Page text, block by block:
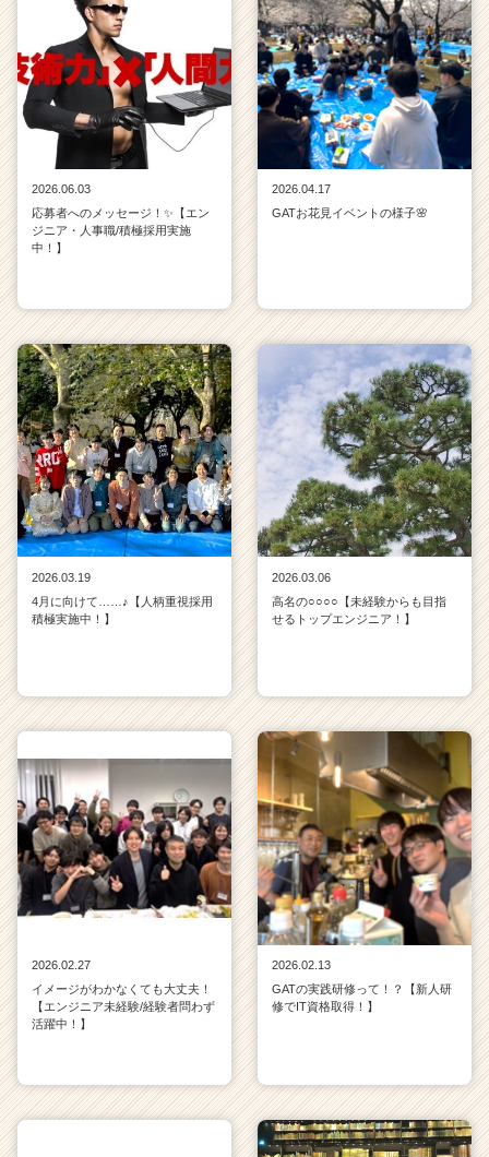
2026.06.03
応募者へのメッセージ！✨【エン
ジニア・人事職/積極採用実施
中！】
2026.04.17
GATお花見イベントの様子🌸
2026.03.19
4月に向けて……♪【人柄重視採用
積極実施中！】
2026.03.06
高名の○○○○【未経験からも目指
せるトップエンジニア！】
2026.02.27
イメージがわかなくても大丈夫！
【エンジニア未経験/経験者問わず
活躍中！】
2026.02.13
GATの実践研修って！？【新人研
修でIT資格取得！】